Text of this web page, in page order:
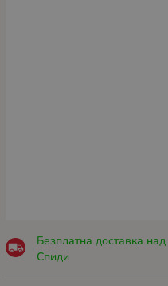
Безплатна доставка над
Спиди